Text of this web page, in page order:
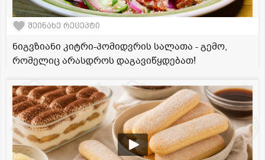
შეინახე რეცეპტი
ნიგვზიანი კიტრი-პომიდვრის სალათა - გემო,
რომელიც არასდროს დაგავიწყდებათ!